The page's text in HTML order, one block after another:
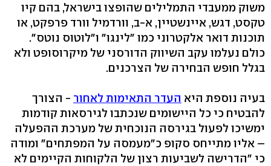
משוק ממעבדי התמלילים שהופצו בישראל, בהם קיו
טקסט, דגש, איינשטיין, א-ב, וורדמיל וורד פרפקט, או
תוכנות דואר אלקטרוני כמו "לינגו" ו"לוטוס נוטס".
כולם נעלמו עקב השיווק הדורסני של מיקרוסופט ולא
בגלל חופש הבחירה של הצרכנים.
בעיה נוספת היא העדר התאימות לאחור - הצורך
להבטיח כי כל היישומים שנכתבו לגירסאות קודמות
ימשיכו לפעול בגירסה הנוכחית של מערכת ההפעלה
– אליו מתייחס סקופ כ"מעמסה על המפתחים" ומודה
כי "הדרישה לשביעות רצון של הלקוחות הקיימים לא